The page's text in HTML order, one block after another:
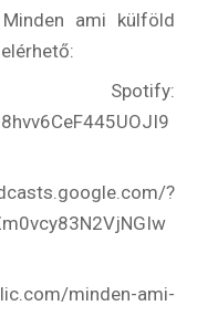
ami külföld
?
minden-ami-